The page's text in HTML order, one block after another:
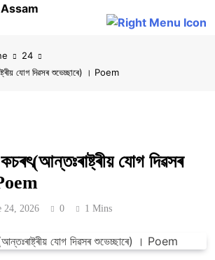
24
যোগ দিৱসৰ শুভেচ্ছাৰে) । Poem
যোগ দিৱসৰ
24, 2026 0 1 Mins